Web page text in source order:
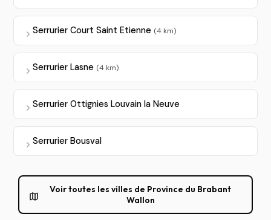
Serrurier Court Saint Etienne (4 km)
Serrurier Lasne (4 km)
Serrurier Ottignies Louvain la Neuve
Serrurier Bousval
Voir toutes les villes de Province du Brabant
Wallon